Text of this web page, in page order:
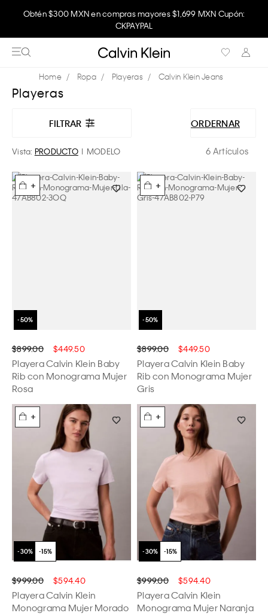
Obtén $300 MXN en compras mayores $1,699 MXN Cupón:
CKPAYPAL
Ropa Playeras Calvin Klein Jeans
Playeras
FILTRAR ORDERNAR
Vista: PRODUCTO MODELO 6 Artículos
+
$899.00 $449.50
Playera Calvin Klein Baby
Rib con Monograma Mujer
Rosa
+
$899.00 $449.50
Playera Calvin Klein Baby
Rib con Monograma Mujer
Gris
+
$999.00 $594.40
Playera Calvin Klein
Monograma Mujer Morado
+
$999.00 $594.40
Playera Calvin Klein
Monograma Mujer Naranja